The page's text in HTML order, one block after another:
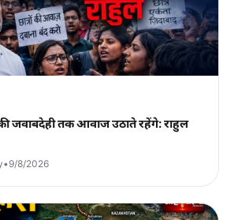
की जवाबदेही तक आवाज उठाते रहेंगे: राहुल
•9/8/2026